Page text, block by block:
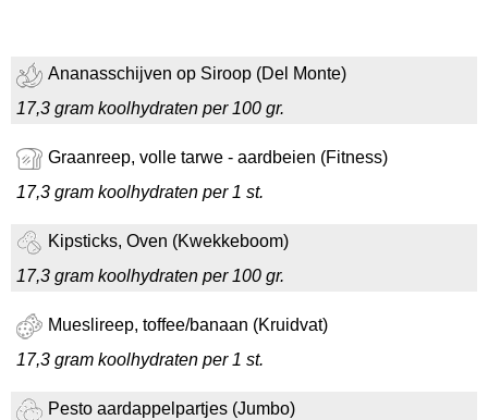
Ananasschijven op Siroop (Del Monte)
17,3 gram koolhydraten per 100 gr.
Graanreep, volle tarwe - aardbeien (Fitness)
17,3 gram koolhydraten per 1 st.
Kipsticks, Oven (Kwekkeboom)
17,3 gram koolhydraten per 100 gr.
Mueslireep, toffee/banaan (Kruidvat)
17,3 gram koolhydraten per 1 st.
Pesto aardappelpartjes (Jumbo)